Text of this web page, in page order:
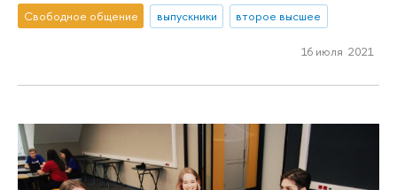
Свободное общение выпускники второе высшее
16 июля 2021